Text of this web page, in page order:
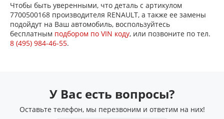
Чтобы быть уверенными, что деталь с артикулом
7700500168 производителя RENAULT, а также ее замены
подойдут на Ваш автомобиль, воспользуйтесь
бесплатным подбором по VIN коду, или позвоните по тел.
8 (495) 984-46-55.
У Вас есть вопросы?
Оставьте телефон, мы перезвоним и ответим на них!